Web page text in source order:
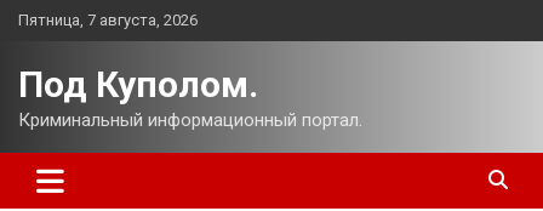
Перейти
Пятница, 7 августа, 2026
Под Куполом.
Криминальный информационный портал.